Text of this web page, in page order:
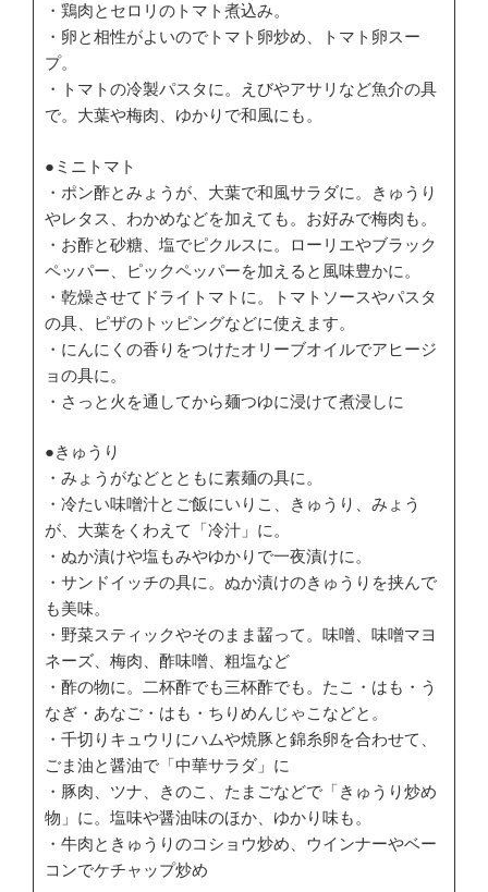
・鶏肉とセロリのトマト煮込み。
・卵と相性がよいのでトマト卵炒め、トマト卵スー
プ。
・トマトの冷製パスタに。えびやアサリなど魚介の具
で。大葉や梅肉、ゆかりで和風にも。
●ミニトマト
・ポン酢とみょうが、大葉で和風サラダに。きゅうり
やレタス、わかめなどを加えても。お好みで梅肉も。
・お酢と砂糖、塩でピクルスに。ローリエやブラック
ペッパー、ピックペッパーを加えると風味豊かに。
・乾燥させてドライトマトに。トマトソースやパスタ
の具、ピザのトッピングなどに使えます。
・にんにくの香りをつけたオリーブオイルでアヒージ
ョの具に。
・さっと火を通してから麺つゆに浸けて煮浸しに
●きゅうり
・みょうがなどとともに素麺の具に。
・冷たい味噌汁とご飯にいりこ、きゅうり、みょう
が、大葉をくわえて「冷汁」に。
・ぬか漬けや塩もみやゆかりで一夜漬けに。
・サンドイッチの具に。ぬか漬けのきゅうりを挟んで
も美味。
・野菜スティックやそのまま齧って。味噌、味噌マヨ
ネーズ、梅肉、酢味噌、粗塩など
・酢の物に。二杯酢でも三杯酢でも。たこ・はも・う
なぎ・あなご・はも・ちりめんじゃこなどと。
・千切りキュウリにハムや焼豚と錦糸卵を合わせて、
ごま油と醤油で「中華サラダ」に
・豚肉、ツナ、きのこ、たまごなどで「きゅうり炒め
物」に。塩味や醤油味のほか、ゆかり味も。
・牛肉ときゅうりのコショウ炒め、ウインナーやベー
コンでケチャップ炒め